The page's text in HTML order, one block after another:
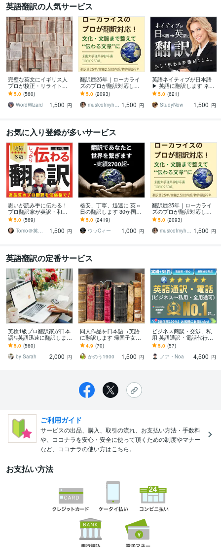
英語翻訳の人気サービス
完璧な英文にイギリス人
プロが校正・リライトし
ます プロ歴40年！伝わる
だけでなく、読む人を惹
きつける英文に。
5.0 (560)
WordWizard
1,500 円
翻訳歴25年｜ローカライ
ズのプロが翻訳対応しま
す 翻訳を超えたローカラ
イゼーションで自然な表
現に仕上げます
5.0 (2093)
musicofmyheart 1,500 円
英語ネイティブが日本語
▶ 英語に翻訳します ネイ
ティブの翻訳 + TOEIC970
点の日本人がチェック
5.0 (621)
StudyNow
1,500 円
お気に入り登録が多いサービス
思いが読み手に伝わる！
プロ翻訳家が英訳・和訳
します 実績多数！国内外
で実務翻訳歴10年！高品
質・安価・高い信頼性
5.0 (569)
Tomo＠英語翻訳家
1,500 円
格安、丁寧、迅速に 英⇔
日の翻訳します 30か国世
界を飛び回った経験を活
かし、あなたと世界を繋
ぎます
5.0 (2419)
ウッCィー
1,000 円
翻訳歴25年｜ローカライ
ズのプロが翻訳対応しま
す 翻訳を超えたローカラ
イゼーションで自然な表
現に仕上げます
5.0 (2093)
musicofmyheart 1,500 円
英語翻訳の定番サービス
英検1級プロ翻訳家が日本
語⇆英語迅速に翻訳します
プロ品質でスピーディー
な翻訳サービス
5.0 (560)
by Sarah
2,000 円
同人作品を日本語→英語
に翻訳します 帰国子女が
あなたの同人作品を英訳
4.9 (70)
かのう1900
1,500 円
ビジネス商談・交渉、私
用 英語通訳・電話代行し
ます ●大手外資系勤務・
アメリカ在住経験11年の
プロがサポート●
5.0 (57)
ノア・Noa
4,500 円
ご利用ガイド
サービスの出品、購入、取引の流れ、お支払い方法・手数料
や、ココナラを安心・安全に使って頂くための制度やマナー
など、ココナラの使い方はこちら。
お支払い方法